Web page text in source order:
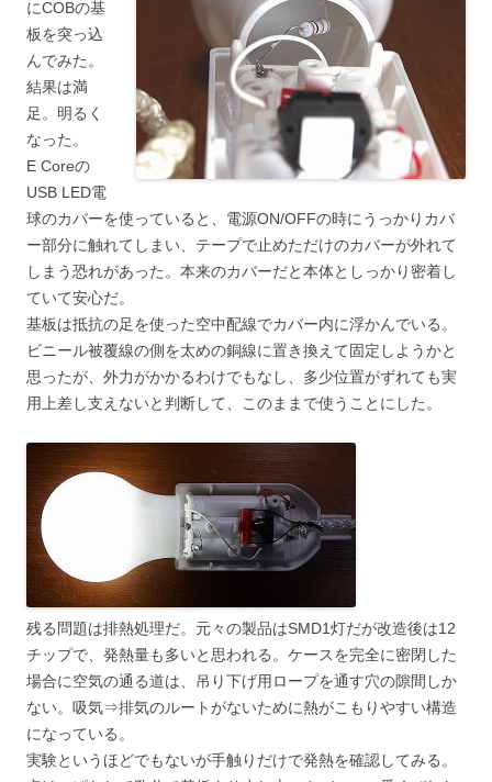
にCOBの基
板を突っ込
んでみた。
結果は満
足。明るく
なった。
E Coreの
USB LED電
球のカバーを使っていると、電源ON/OFFの時にうっかりカバ
ー部分に触れてしまい、テープで止めただけのカバーが外れて
しまう恐れがあった。本来のカバーだと本体としっかり密着し
ていて安心だ。
基板は抵抗の足を使った空中配線でカバー内に浮かんでいる。
ビニール被覆線の側を太めの銅線に置き換えて固定しようかと
思ったが、外力がかかるわけでもなし、多少位置がずれても実
用上差し支えないと判断して、このままで使うことにした。
残る問題は排熱処理だ。元々の製品はSMD1灯だが改造後は12
チップで、発熱量も多いと思われる。ケースを完全に密閉した
場合に空気の通る道は、吊り下げ用ロープを通す穴の隙間しか
ない。吸気⇒排気のルートがないために熱がこもりやすい構造
になっている。
実験というほどでもないが手触りだけで発熱を確認してみる。